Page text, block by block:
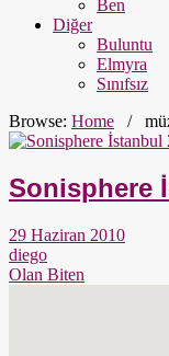
Ben
Diğer
Buluntu
Elmyra
Sınıfsız
Browse: Home /
Sonisphere
29 Haziran 2010
diego
Olan Biten